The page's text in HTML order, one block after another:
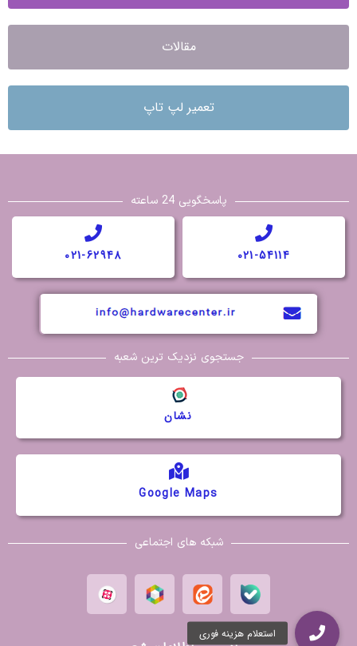
مقالات
تعمیر لپ تاپ
پاسخگویی 24 ساعته
021-54114
021-62948
جستجوی نزدیک ترین شعبه
Google Maps
نشان
شبکه های اجتماعی